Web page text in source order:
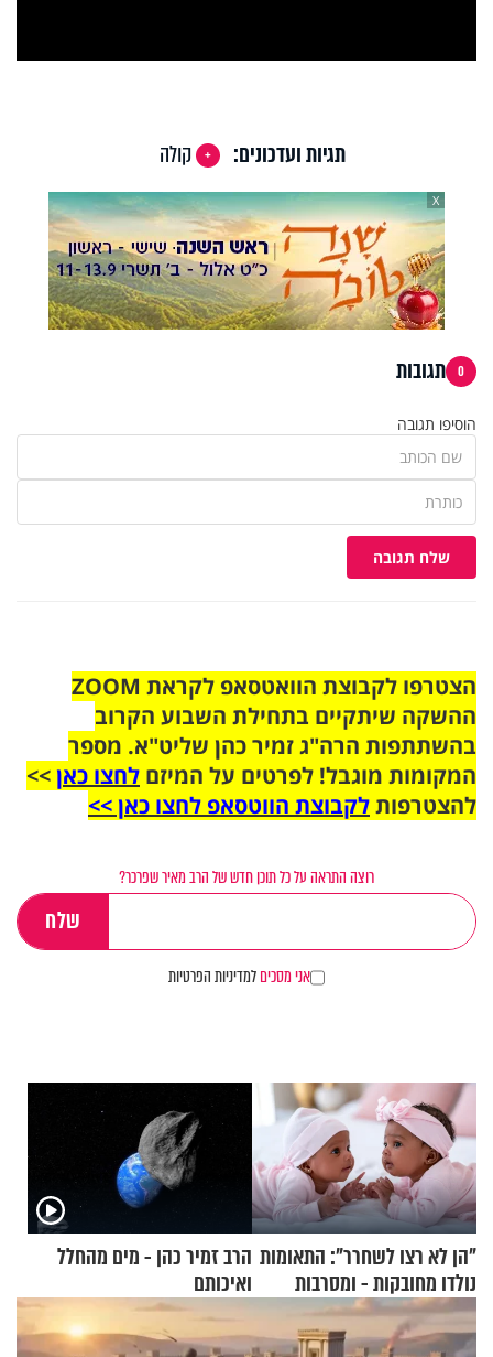
תגיות ועדכונים: קולה
X
0 תגובות
הוסיפו תגובה
שלח תגובה
הצטרפו לקבוצת הוואטסאפ לקראת ZOOM
ההשקה שיתקיים בתחילת השבוע הקרוב
בהשתתפות הרה"ג זמיר כהן שליט"א. מספר
המקומות מוגבל! לפרטים על המיזם לחצו כאן>>
להצטרפותלקבוצת הווטסאפ לחצו כאן >>
רוצה התראה על כל תוכן חדש של הרב מאיר שפרכר?
אני מסכיםלמדיניות הפרטיות
"הן לא רצו לשחרר": התאומות
נולדו מחובקות - ומסרבות
להיפרד
הרב זמיר כהן - מים מהחלל
ואיכותם